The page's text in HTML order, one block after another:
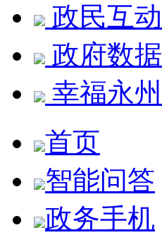
政民互动
政府数据
幸福永州
首页
智能问答
政务手机